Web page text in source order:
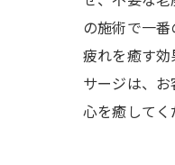
の施術で一
疲れを癒す
サージは、
心を癒してく